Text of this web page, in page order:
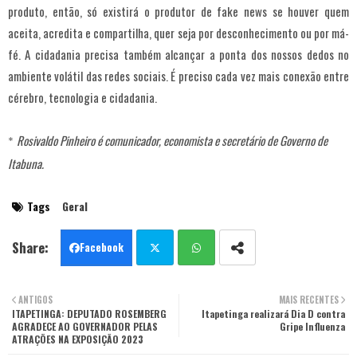
produto, então, só existirá o produtor de fake news se houver quem
aceita, acredita e compartilha, quer seja por desconhecimento ou por má-
fé. A cidadania precisa também alcançar a ponta dos nossos dedos no
ambiente volátil das redes sociais. É preciso cada vez mais conexão entre
cérebro, tecnologia e cidadania.
* Rosivaldo Pinheiro é comunicador, economista e secretário de Governo de
Itabuna.
Tags Geral
Facebook
ter tsa
MAIS RECENTES
Itapetinga realizará Dia D contra
Gripe Influenza
ANTIGOS
ITAPETINGA: DEPUTADO ROSEMBERG
AGRADECE AO GOVERNADOR PELAS
ATRAÇÕES NA EXPOSIÇÃO 2023